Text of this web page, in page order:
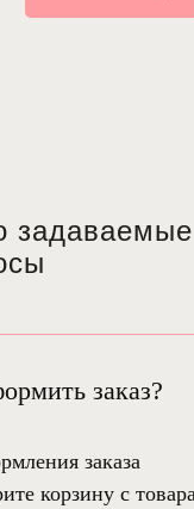
задаваемые
заказ?
заказа
корзину с